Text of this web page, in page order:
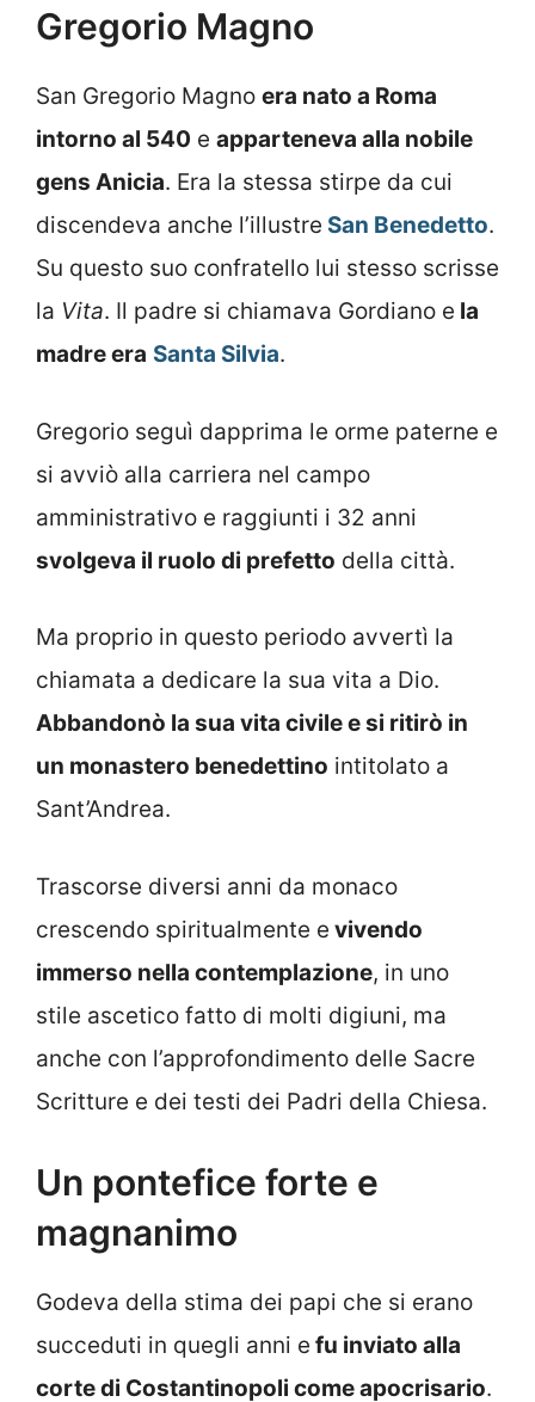
Gregorio Magno
San Gregorio Magno era nato a Roma
intorno al 540 e apparteneva alla nobile
gens Anicia. Era la stessa stirpe da cui
discendeva anche l’illustre San Benedetto.
Su questo suo confratello lui stesso scrisse
la Vita. Il padre si chiamava Gordiano e la
madre era Santa Silvia.
Gregorio seguì dapprima le orme paterne e
si avviò alla carriera nel campo
amministrativo e raggiunti i 32 anni
svolgeva il ruolo di prefetto della città.
Ma proprio in questo periodo avvertì la
chiamata a dedicare la sua vita a Dio.
Abbandonò la sua vita civile e si ritirò in
un monastero benedettino intitolato a
Sant’Andrea.
Trascorse diversi anni da monaco
crescendo spiritualmente e vivendo
immerso nella contemplazione, in uno
stile ascetico fatto di molti digiuni, ma
anche con l’approfondimento delle Sacre
Scritture e dei testi dei Padri della Chiesa.
Un pontefice forte e
magnanimo
Godeva della stima dei papi che si erano
succeduti in quegli anni e fu inviato alla
corte di Costantinopoli come apocrisario.